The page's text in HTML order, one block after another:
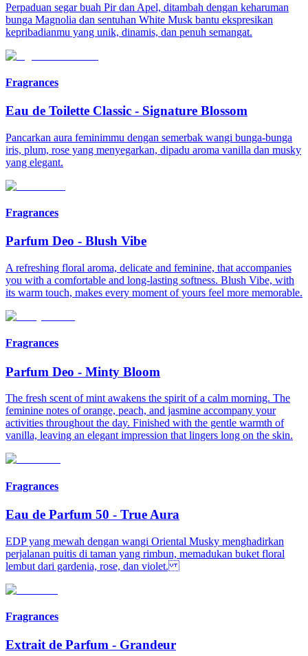
Perpaduan segar buah Pir dan Apel, ditambah dengan keharuman
bunga Magnolia dan sentuhan White Musk bantu ekspresikan
kepribadianmu yang unik, dinamis, dan penuh semangat.
Fragrances
Eau de Toilette Classic - Signature Blossom
Pancarkan aura feminimmu dengan semerbak wangi bunga-bunga
iris, plum, rose yang menyegarkan, dipadu aroma vanilla dan musky
yang elegant.
Fragrances
Parfum Deo - Blush Vibe
A refreshing floral aroma, delicate and feminine, that accompanies
you with a comfortable and long-lasting softness. Blush Vibe, with
its warm touch, makes every moment of yours feel more memorable.​
Fragrances
Parfum Deo - Minty Bloom​
The fresh scent of mint awakens the spirit of a calm morning. The
feminine notes of orange, peach, and jasmine accompany your
activities throughout the day. Finished with the gentle warmth of
vanilla, leaving an elegant impression that lingers long on the skin.​
Fragrances
Eau de Parfum 50 - True Aura
EDP yang mewah dengan wangi Oriental Musky menghadirkan
perjalanan puitis di taman yang rimbun, memadukan buket floral
lembut dari gardenia, rose, dan violet.
Fragrances
Extrait de Parfum - Grandeur